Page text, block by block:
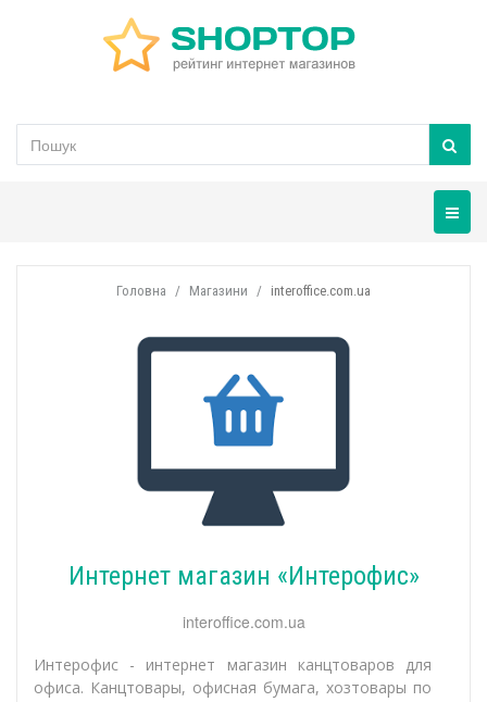
Головна Магазини interoffice.com.ua
Интернет магазин «Интерофис»
interoffice.com.ua
Интерофис - интернет магазин канцтоваров для
офиса. Канцтовары, офисная бумага, хозтовары по